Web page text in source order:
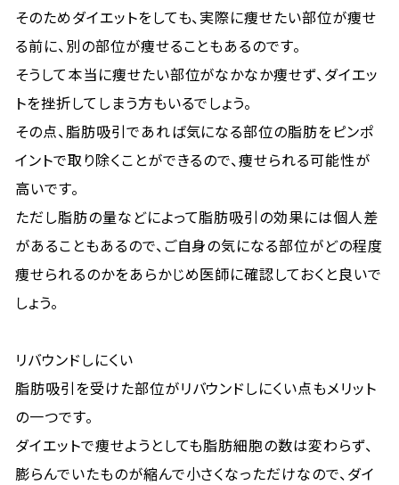
そのためダイエットをしても、実際に痩せたい部位が痩せ
る前に、別の部位が痩せることもあるのです。
そうして本当に痩せたい部位がなかなか痩せず、ダイエッ
トを挫折してしまう方もいるでしょう。
その点、脂肪吸引であれば気になる部位の脂肪をピンポ
イントで取り除くことができるので、痩せられる可能性が
高いです。
ただし脂肪の量などによって脂肪吸引の効果には個人差
があることもあるので、ご自身の気になる部位がどの程度
痩せられるのかをあらかじめ医師に確認しておくと良いで
しょう。
リバウンドしにくい
脂肪吸引を受けた部位がリバウンドしにくい点もメリット
の一つです。
ダイエットで痩せようとしても脂肪細胞の数は変わらず、
膨らんでいたものが縮んで小さくなっただけなので、ダイ